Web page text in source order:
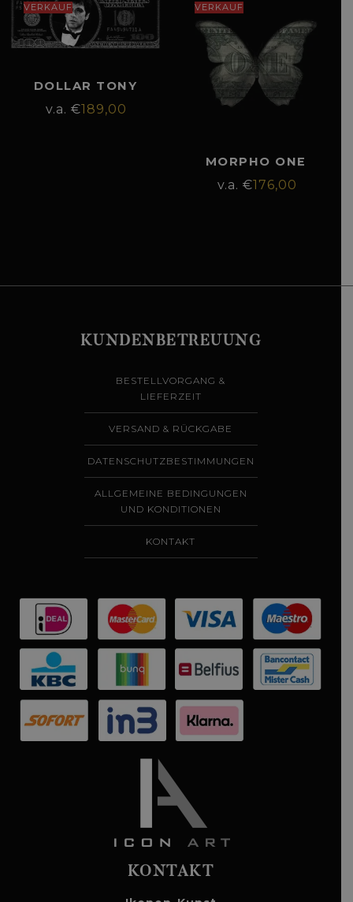
VERKAUF
DOLLAR TONY
€189,00
VERKAUF
MORPHO ONE
€176,00
KUNDENBETREUUNG
BESTELLVORGANG &
LIEFERZEIT
VERSAND & RÜCKGABE
DATENSCHUTZBESTIMMUNGEN
ALLGEMEINE BEDINGUNGEN
UND KONDITIONEN
KONTAKT
KONTAKT